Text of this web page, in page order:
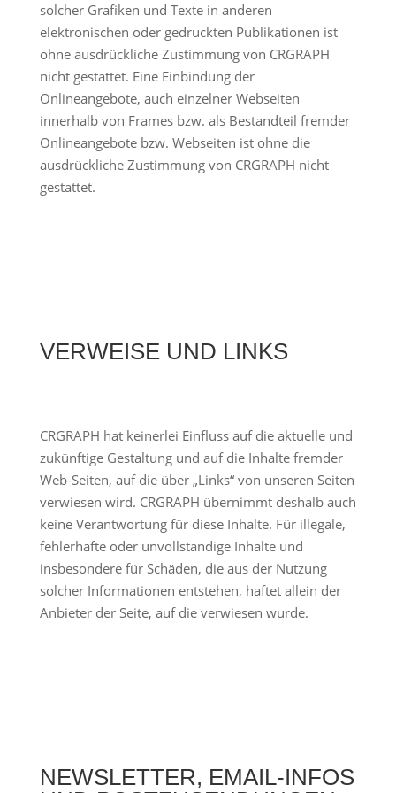
solcher Grafiken und Texte in anderen
elektronischen oder gedruckten Publikationen ist
ohne ausdrückliche Zustimmung von CRGRAPH
nicht gestattet. Eine Einbindung der
Onlineangebote, auch einzelner Webseiten
innerhalb von Frames bzw. als Bestandteil fremder
Onlineangebote bzw. Webseiten ist ohne die
ausdrückliche Zustimmung von CRGRAPH nicht
gestattet.
VERWEISE UND LINKS
CRGRAPH hat keinerlei Einfluss auf die aktuelle und
zukünftige Gestaltung und auf die Inhalte fremder
Web-Seiten, auf die über „Links“ von unseren Seiten
verwiesen wird. CRGRAPH übernimmt deshalb auch
keine Verantwortung für diese Inhalte. Für illegale,
fehlerhafte oder unvollständige Inhalte und
insbesondere für Schäden, die aus der Nutzung
solcher Informationen entstehen, haftet allein der
Anbieter der Seite, auf die verwiesen wurde.
NEWSLETTER, EMAIL-INFOS